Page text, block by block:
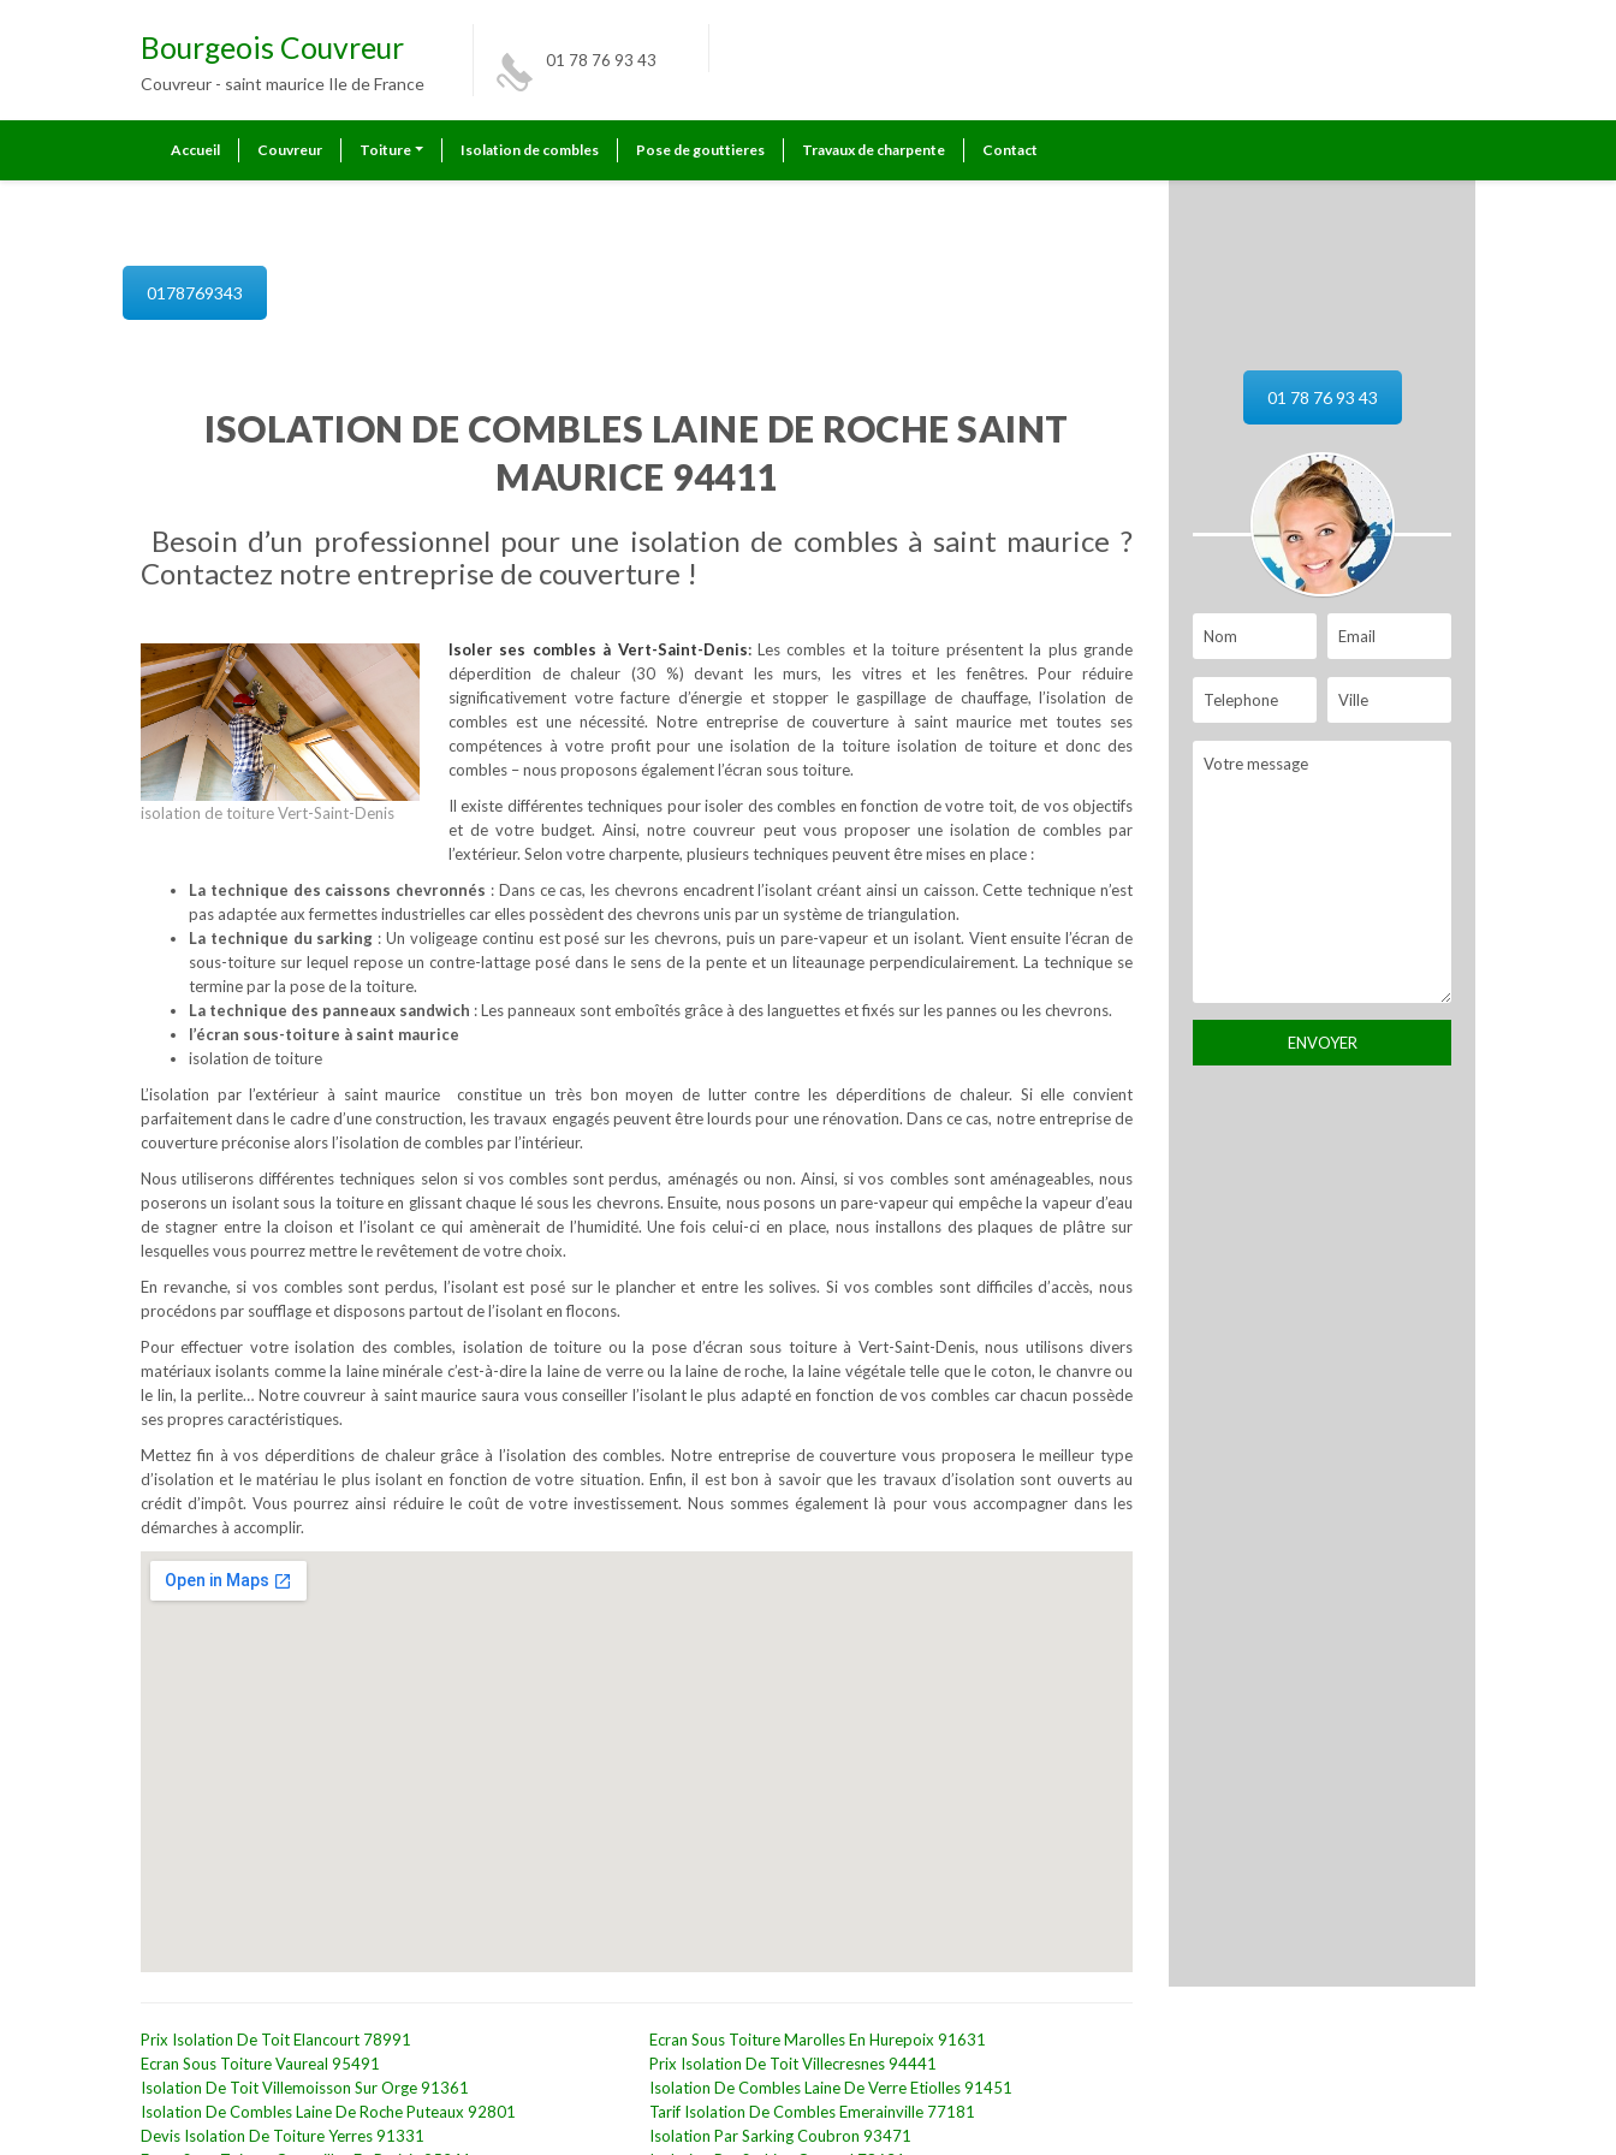
Bourgeois Couvreur
Couvreur - saint maurice Ile de France
01 78 76 93 43
Accueil Couvreur Toiture Isolation de combles Pose de gouttieres Travaux de charpente Contact
0178769343
ISOLATION DE COMBLES LAINE DE ROCHE SAINT
MAURICE 94411
Besoin d’un professionnel pour une isolation de combles à saint maurice ?
Contactez notre entreprise de couverture !
isolation de toiture Vert-Saint-Denis
Isoler ses combles à Vert-Saint-Denis:Les combles et la toiture présentent la plus grande
déperdition de chaleur (30 %) devant les murs, les vitres et les fenêtres. Pour réduire
significativement votre facture d’énergie et stopper le gaspillage de chauffage, l’isolation de
combles est une nécessité. Notre entreprise de couverture à saint maurice met toutes ses
compétences à votre profit pour une isolation de la toiture isolation de toiture et donc des
combles – nous proposons également l’écran sous toiture.
Il existe différentes techniques pour isoler des combles en fonction de votre toit, de vos objectifs
et de votre budget. Ainsi, notre couvreur peut vous proposer une isolation de combles par
l’extérieur. Selon votre charpente, plusieurs techniques peuvent être mises en place :
La technique des caissons chevronnés : Dans ce cas, les chevrons encadrent l’isolant créant ainsi un caisson. Cette technique n’est
pas adaptée aux fermettes industrielles car elles possèdent des chevrons unis par un système de triangulation.
La technique du sarking : Un voligeage continu est posé sur les chevrons, puis un pare-vapeur et un isolant. Vient ensuite l’écran de
sous-toiture sur lequel repose un contre-lattage posé dans le sens de la pente et un liteaunage perpendiculairement. La technique se
termine par la pose de la toiture.
La technique des panneaux sandwich : Les panneaux sont emboîtés grâce à des languettes et fixés sur les pannes ou les chevrons.
l’écran sous-toiture à saint maurice
isolation de toiture
L’isolation par l’extérieur à saint maurice constitue un très bon moyen de lutter contre les déperditions de chaleur. Si elle convient
parfaitement dans le cadre d’une construction, les travaux engagés peuvent être lourds pour une rénovation. Dans ce cas, notre entreprise de
couverture préconise alors l’isolation de combles par l’intérieur.
Nous utiliserons différentes techniques selon si vos combles sont perdus, aménagés ou non. Ainsi, si vos combles sont aménageables, nous
poserons un isolant sous la toiture en glissant chaque lé sous les chevrons. Ensuite, nous posons un pare-vapeur qui empêche la vapeur d’eau
de stagner entre la cloison et l’isolant ce qui amènerait de l’humidité. Une fois celui-ci en place, nous installons des plaques de plâtre sur
lesquelles vous pourrez mettre le revêtement de votre choix.
En revanche, si vos combles sont perdus, l’isolant est posé sur le plancher et entre les solives. Si vos combles sont difficiles d’accès, nous
procédons par soufflage et disposons partout de l’isolant en flocons.
Pour effectuer votre isolation des combles, isolation de toiture ou la pose d’écran sous toiture à Vert-Saint-Denis, nous utilisons divers
matériaux isolants comme la laine minérale c’est-à-dire la laine de verre ou la laine de roche, la laine végétale telle que le coton, le chanvre ou
le lin, la perlite… Notre couvreur à saint maurice saura vous conseiller l’isolant le plus adapté en fonction de vos combles car chacun possède
ses propres caractéristiques.
Mettez fin à vos déperditions de chaleur grâce à l’isolation des combles. Notre entreprise de couverture vous proposera le meilleur type
d’isolation et le matériau le plus isolant en fonction de votre situation. Enfin, il est bon à savoir que les travaux d’isolation sont ouverts au
crédit d’impôt. Vous pourrez ainsi réduire le coût de votre investissement. Nous sommes également là pour vous accompagner dans les
démarches à accomplir.
Prix Isolation De Toit Elancourt 78991
Ecran Sous Toiture Vaureal 95491
Isolation De Toit Villemoisson Sur Orge 91361
Isolation De Combles Laine De Roche Puteaux 92801
Devis Isolation De Toiture Yerres 91331
Ecran Sous Toiture Marolles En Hurepoix 91631
Prix Isolation De Toit Villecresnes 94441
Isolation De Combles Laine De Verre Etiolles 91451
Tarif Isolation De Combles Emerainville 77181
Isolation Par Sarking Coubron 93471
01 78 76 93 43